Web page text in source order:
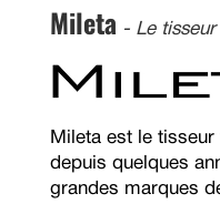
Mileta - Le
Mileta est le
depuis quelques
grandes marques